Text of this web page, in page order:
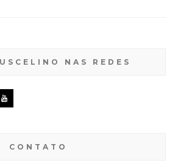
NAS REDES
CONTATO